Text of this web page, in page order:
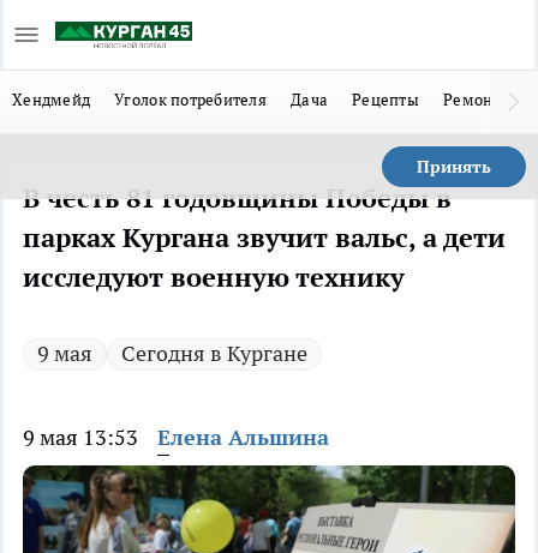
Хендмейд Уголок потребителя Дача Рецепты Ремонт
Принять
В честь 81 годовщины Победы в
парках Кургана звучит вальс, а дети
исследуют военную технику
9 мая Сегодня в Кургане
9 мая 13:53 Елена Альшина